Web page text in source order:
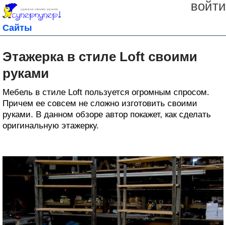
войти
Сайты
Этажерка в стиле Loft своими
руками
Мебель в стиле Loft пользуется огромным спросом.
Причем ее совсем не сложно изготовить своими
руками. В данном обзоре автор покажет, как сделать
оригинальную этажерку.